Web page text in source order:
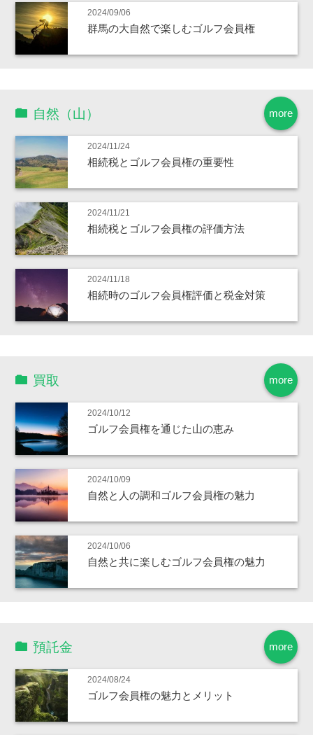
2024/09/06
群馬の大自然で楽しむゴルフ会員権
more
自然（山）
2024/11/24
相続税とゴルフ会員権の重要性
2024/11/21
相続税とゴルフ会員権の評価方法
2024/11/18
相続時のゴルフ会員権評価と税金対策
more
買取
2024/10/12
ゴルフ会員権を通じた山の恵み
2024/10/09
自然と人の調和ゴルフ会員権の魅力
2024/10/06
自然と共に楽しむゴルフ会員権の魅力
more
預託金
2024/08/24
ゴルフ会員権の魅力とメリット